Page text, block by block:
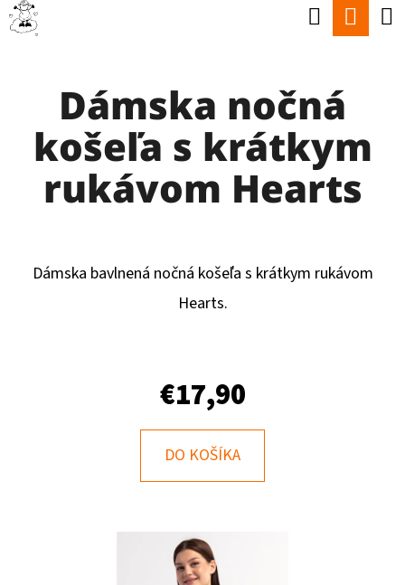
Prejsť
Hľadať
Dámska nočná
košeľa s krátkym
rukávom Hearts
Dámska bavlnená nočná košeľa s krátkym rukávom
Hearts.
€17,90
DO KOŠÍKA
K
O